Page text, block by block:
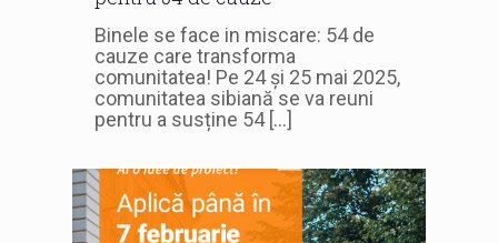
Binele se face in miscare: 54 de
cauze care transforma
comunitatea! Pe 24 și 25 mai 2025,
comunitatea sibiană se va reuni
pentru a susține 54[…]